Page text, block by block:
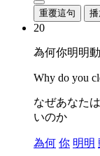
重覆這句
20
為何你明明
Why do you
なぜあなた
いのか
為何 你 明明